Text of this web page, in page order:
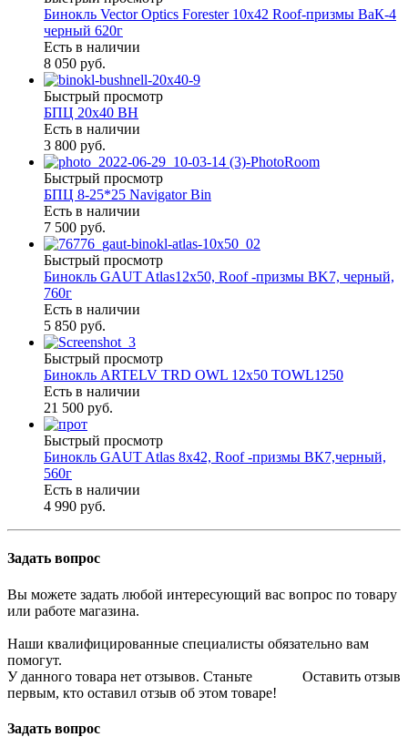
Бинокль Vector Optics Forester 10x42 Roof-призмы ВaК-4
черный 620г
Есть в наличии
8 050 руб.
Быстрый просмотр
БПЦ 20х40 BH
Есть в наличии
3 800 руб.
Быстрый просмотр
БПЦ 8-25*25 Navigator Bin
Есть в наличии
7 500 руб.
Быстрый просмотр
Бинокль GAUT Atlas12x50, Roof -призмы ВK7, черный,
760г
Есть в наличии
5 850 руб.
Быстрый просмотр
Бинокль ARTELV TRD OWL 12x50 TOWL1250
Есть в наличии
21 500 руб.
Быстрый просмотр
Бинокль GAUT Atlas 8x42, Roof -призмы ВК7,черный,
560г
Есть в наличии
4 990 руб.
Задать вопрос
Вы можете задать любой интересующий вас вопрос по товару
или работе магазина.
Наши квалифицированные специалисты обязательно вам
помогут.
Оставить отзыв
У данного товара нет отзывов. Станьте
первым, кто оставил отзыв об этом товаре!
Задать вопрос